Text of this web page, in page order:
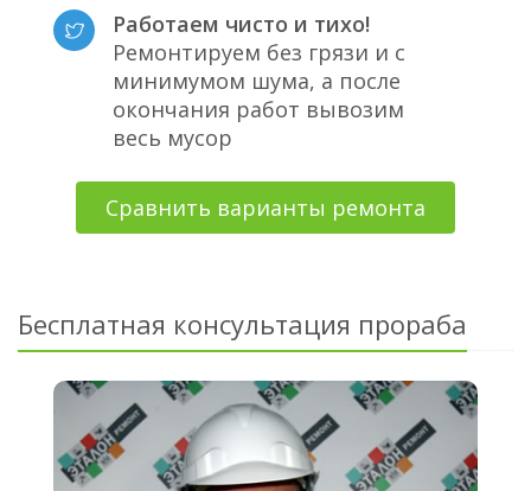
Работаем чисто и тихо!
Ремонтируем без грязи и с
минимумом шума, а после
окончания работ вывозим
весь мусор
Сравнить варианты ремонта
Бесплатная консультация прораба